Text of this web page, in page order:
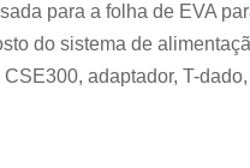
para a folha de EVA
do sistema de
adaptador, T-